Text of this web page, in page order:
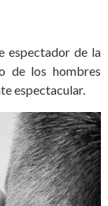
espectador de la
de los hombres
espectacular.